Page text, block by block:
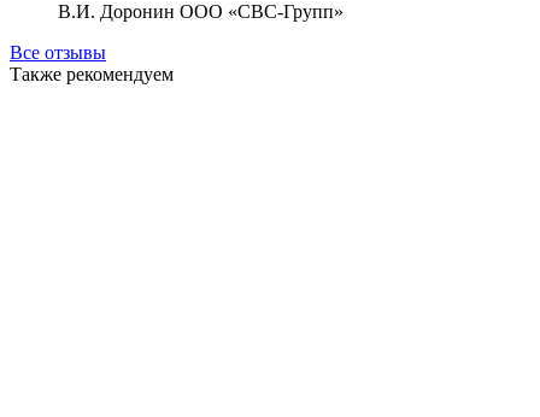
В.И. Доронин ООО «СВС-Групп»
Все отзывы
Также рекомендуем